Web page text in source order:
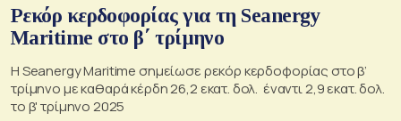
Ρεκόρ κερδοφορίας για τη Seanergy
Maritime στο β΄ τρίμηνο
Η Seanergy Maritime σημείωσε ρεκόρ κερδοφορίας στο β’
τρίμηνο με καθαρά κέρδη 26,2 εκατ. δολ. έναντι 2,9 εκατ. δολ.
το β' τρίμηνο 2025